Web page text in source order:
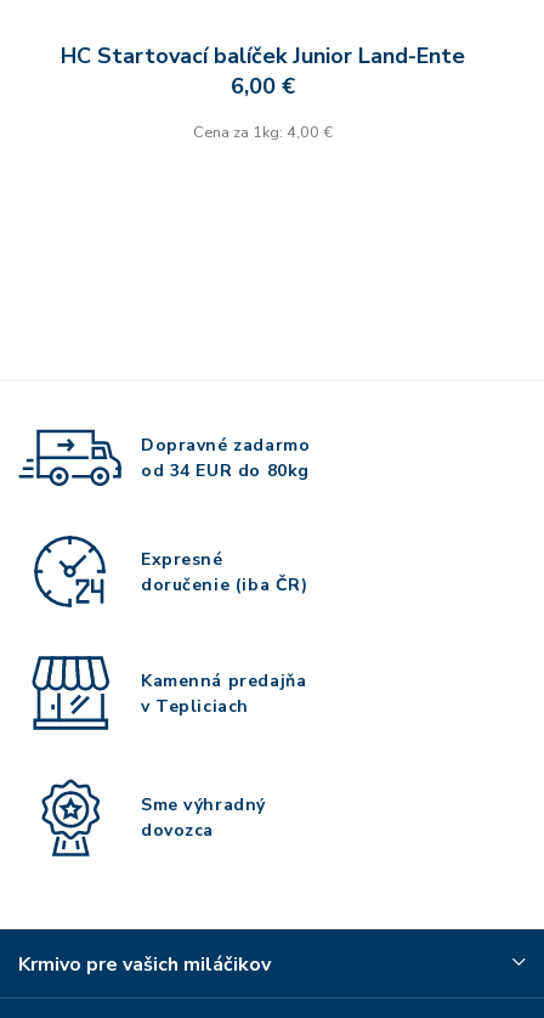
HC Startovací balíček Junior Land-Ente
6,00 €
Cena za 1kg: 4,00 €
Dopravné zadarmo
od 34 EUR do 80kg
Expresné
doručenie (iba ČR)
Kamenná predajňa
v Tepliciach
Sme výhradný
dovozca
Krmivo pre vašich miláčikov